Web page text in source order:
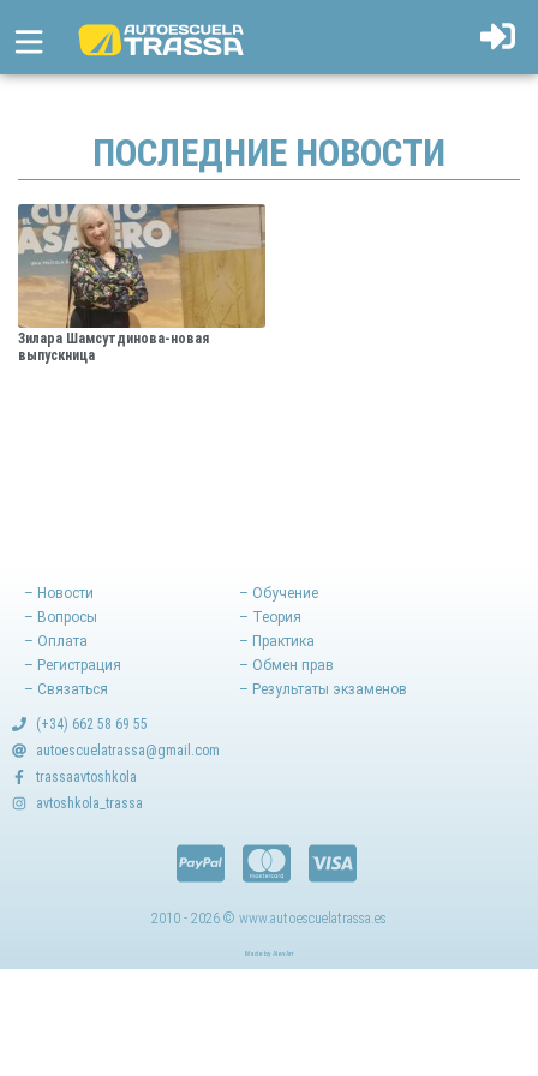
ПОСЛЕДНИЕ НОВОСТИ
Зилара Шамсутдинова-новая
выпускница
– Новости
– Вопросы
– Оплата
– Регистрация
– Связаться
– Обучение
– Теория
– Практика
– Обмен прав
– Результаты экзаменов
(+34) 662 58 69 55
autoescuelatrassa@gmail.com
trassaavtoshkola
avtoshkola_trassa
2010 - 2026 © www.autoescuelatrassa.es
Made by AlexArt